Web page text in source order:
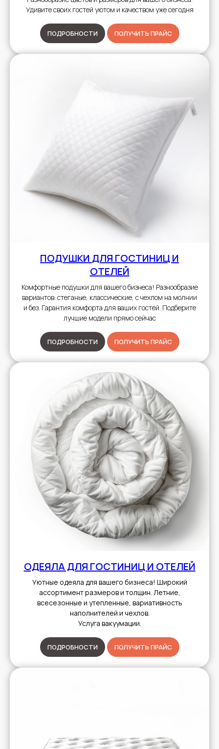
Удивите своих гостей уютом и качеством уже сегодня
ПОДРОБНОСТИ ПОЛУЧИТЬ ПРАЙС
ПОДУШКИ ДЛЯ ГОСТИНИЦ И
ОТЕЛЕЙ
Комфортные подушки для вашего бизнеса! Разнообразие
вариантов: стеганые, классические, с чехлом на молнии
и без. Гарантия комфорта для ваших гостей. Подберите
лучшие модели прямо сейчас
ПОДРОБНОСТИ ПОЛУЧИТЬ ПРАЙС
ОДЕЯЛА ДЛЯ ГОСТИНИЦ И ОТЕЛЕЙ
Уютные одеяла для вашего бизнеса! Широкий
ассортимент размеров и толщин. Летние,
всесезонные и утепленные, вариативность
наполнителей и чехлов.
Услуга вакуумации.
ПОДРОБНОСТИ ПОЛУЧИТЬ ПРАЙС